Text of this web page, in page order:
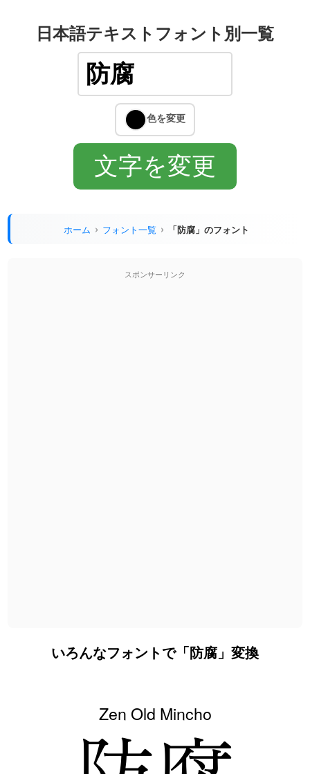
日本語テキストフォント別一覧
ホーム フォント一覧 「防腐」のフォント
スポンサーリンク
いろんなフォントで「防腐」変換
Zen Old Mincho